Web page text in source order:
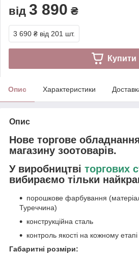
від 3 890 ₴
3 690 ₴ від 201 шт.
Купити
Опис Характеристики
Опис
Нове торгове
магазину зоотоварів.
У виробництві торгових
вибираємо тільки
порошкове фарбування
Туреччина)
конструкційна сталь
контроль якості на кожному
Габаритні розміри: